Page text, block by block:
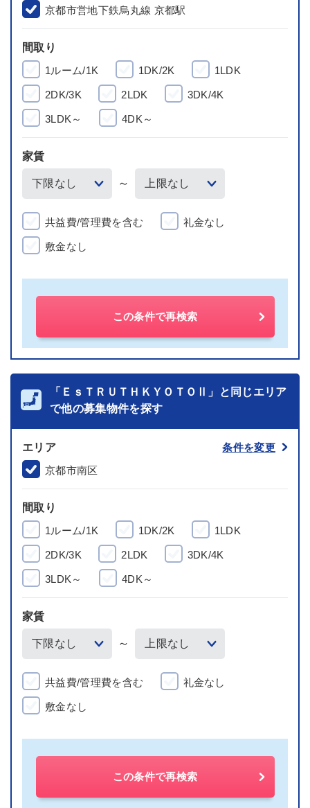
京都市営地下鉄烏丸線 京都駅
間取り
1ルーム/1K
1DK/2K 1LDK
2DK/3K 2LDK 3DK/4K
3LDK～ 4DK～
家賃
～
共益費/管理費を含む 礼金なし
敷金なし
この条件で再検索
「ＥｓＴＲＵＴＨＫＹＯＴＯⅡ」と同じエリア
で他の募集物件を探す
エリア
条件を変更
京都市南区
間取り
1ルーム/1K
1DK/2K 1LDK
2DK/3K 2LDK 3DK/4K
3LDK～ 4DK～
家賃
～
共益費/管理費を含む 礼金なし
敷金なし
この条件で再検索